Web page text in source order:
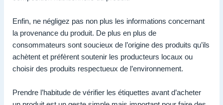
Enfin, ne négligez pas non plus les informations concernant
la provenance du produit. De plus en plus de
consommateurs sont soucieux de l’origine des produits qu’ils
achètent et préfèrent soutenir les producteurs locaux ou
choisir des produits respectueux de l’environnement.
Prendre l’habitude de vérifier les étiquettes avant d’acheter